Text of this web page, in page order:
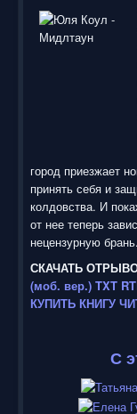
город приезжает
принять себя и
колдовства. И
от нее теперь
нецензурную брань.
СКАЧАТЬ
(моб. вер.) TXT
КУПИТЬ КНИГУ
С